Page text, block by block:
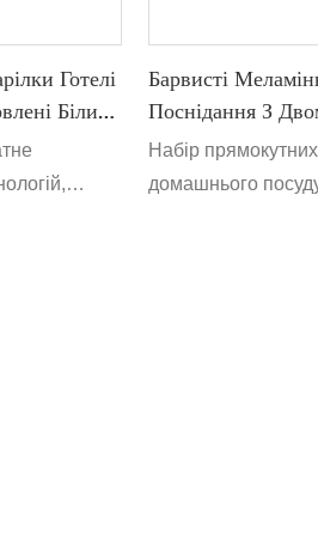
Готелі
Білим
Барвисті
Поснідання З
Тарілки На
Формі
Набір
домашнього